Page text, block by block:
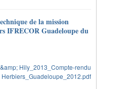
de la mission
IFRECOR Guadeloupe du